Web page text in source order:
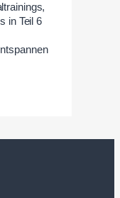
in Teil 6